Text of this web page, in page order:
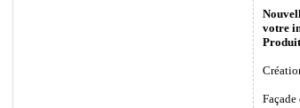
votre
Façade